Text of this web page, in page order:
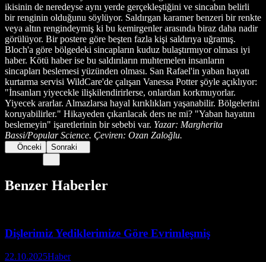
ikisinin de neredeyse aynı yerde gerçekleştiğini ve sincabın belirli
bir renginin olduğunu söylüyor. Saldırgan karamer benzeri bir renkte
veya altın rengindeymiş ki bu kemirgenler arasında biraz daha nadir
görülüyor. Bir postere göre beşten fazla kişi saldırıya uğramış.
Bloch'a göre bölgedeki sincapların kuduz bulaştırmıyor olması iyi
haber. Kötü haber ise bu saldırıların muhtemelen insanların
sincapları beslemesi yüzünden olması. San Rafael'in yaban hayatı
kurtarma servisi WildCare'de çalışan Vanessa Potter şöyle açıklıyor:
"İnsanları yiyecekle ilişkilendirirlerse, onlardan korkmuyorlar.
Yiyecek ararlar. Almazlarsa hayal kırıklıkları yaşanabilir. Bölgelerini
koruyabilirler." Hikayeden çıkarılacak ders ne mi? "Yaban hayatını
beslemeyin" işaretlerinin bir sebebi var. Yazar: Margherita
Bassi/Popular Science. Çeviren: Ozan Zaloğlu.
Önceki Sonraki
Benzer Haberler
Dişlerimiz Yediklerimize Göre Evrimleşmiş
22.10.2025Haber